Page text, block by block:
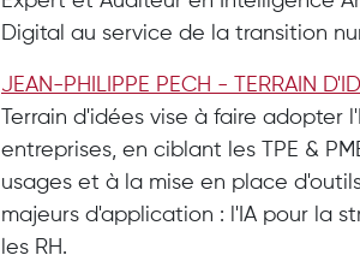
Digital au service de la transition
JEAN-PHILIPPE PECH - TERRAIN
Terrain d'idées vise à faire
entreprises, en ciblant les TPE &
usages et à la mise en place
majeurs d'application : l'IA pour la
les RH.